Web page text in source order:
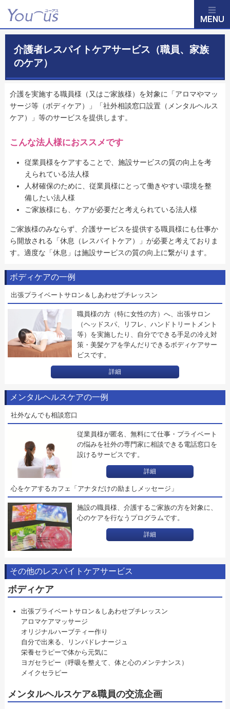
介護者レスパイトケアサービス（職員、家族
のケア）
介護を実施する職員様（又はご家族様）を対象に「アロマやマッ
サージ等（ボディケア）」「社外相談窓口設置（メンタルヘルス
ケア）」等のサービスを提供します。
こんな法人様におススメです
従業員様をケアすることで、施設サービスの質の向上を考
えられている法人様
人材確保のために、従業員様にとって働きやすい環境を整
備したい法人様
ご家族様にも、ケアが必要だと考えられている法人様
ご家族様のみならず、介護サービスを提供する職員様にも仕事か
ら開放される「休息（レスパイトケア）」が必要と考えておりま
す。適度な「休息」は施設サービスの質の向上に繋がります。
ボディケアの一例
出張プライベートサロン＆しあわせプチレッスン
職員様の方（特に女性の方）へ、出張サロン
（ヘッドスパ、リフレ、ハンドトリートメント
等）を実施したり、自分でできる手足の冷え対
策・美髪ケアを学んだりできるボディケアサー
ビスです。
詳細
メンタルヘルスケアの一例
社外なんでも相談窓口
従業員様が匿名、無料にて仕事・プライベート
の悩みを社外の専門家に相談できる電話窓口を
設けるサービスです。
詳細
心をケアするカフェ「アナタだけの励ましメッセージ」
施設の職員様、介護するご家族の方を対象に、
心のケアを行なうプログラムです。
詳細
その他のレスパイトケアサービス
ボディケア
出張プライベートサロン＆しあわせプチレッスン
アロマケアマッサージ
オリジナルハーブティー作り
自分で出来る、リンパドレナージュ
栄養セラピーで体から元気に
ヨガセラピー（呼吸を整えて、体と心のメンテナンス）
メイクセラピー
メンタルヘルスケア&職員の交流企画